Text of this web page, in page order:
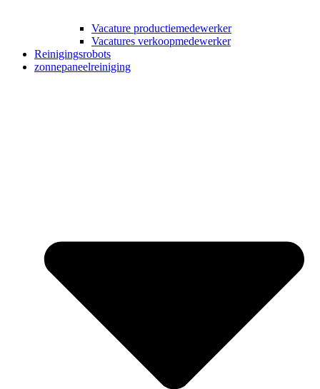
Vacature productiemedewerker
Vacatures verkoopmedewerker
Reinigingsrobots
zonnepaneelreiniging